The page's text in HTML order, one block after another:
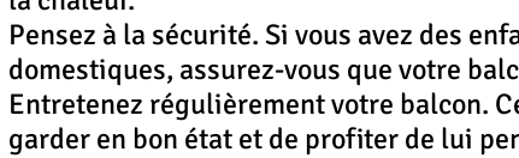
Pensez à la sécurité. Si vous avez des
domestiques, assurez-vous que votre
Entretenez régulièrement votre balcon.
garder en bon état et de profiter de lui